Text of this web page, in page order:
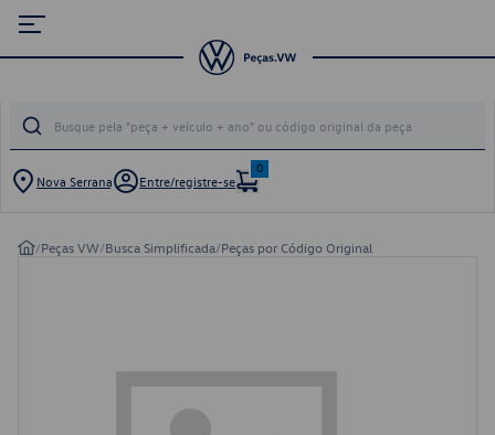
Nova Serrana Entre/registre-se
0
/Peças VW/Busca Simplificada/Peças por Código Original